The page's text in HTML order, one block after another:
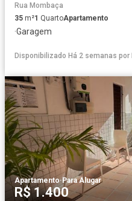
Rua Mombaça
35 m²1 QuartoApartamento
·Garagem
Disponibilizado Há 2 semanas por
Apartamento·Para Alugar
R$ 1.400